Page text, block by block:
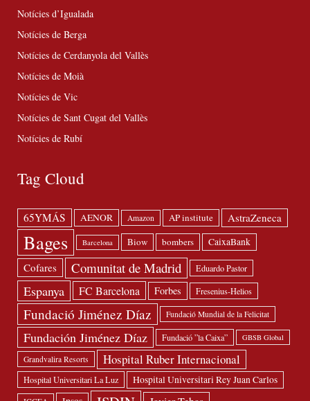
Notícies d’Igualada
Notícies de Berga
Notícies de Cerdanyola del Vallès
Notícies de Moià
Notícies de Vic
Notícies de Sant Cugat del Vallès
Notícies de Rubí
Tag Cloud
65YMÁS AENOR Amazon AP institute AstraZeneca
Bages Barcelona Biow bombers CaixaBank
Cofares Comunitat de Madrid Eduardo Pastor
Espanya FC Barcelona Forbes Fresenius-Helios
Fundació Jiménez Díaz Fundació Mundial de la Felicitat
Fundación Jiménez Díaz Fundació ”la Caixa” GBSB Global
Grandvalira Resorts Hospital Ruber Internacional
Hospital Universitari La Luz Hospital Universitari Rey Juan Carlos